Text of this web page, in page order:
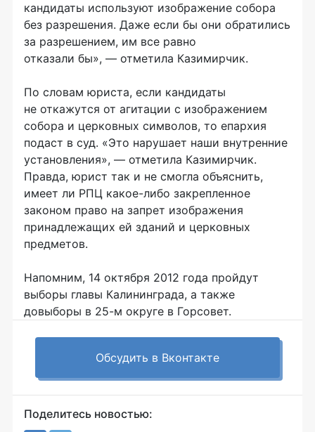
кандидаты используют изображение собора
без разрешения. Даже если бы они обратились
за разрешением, им все равно
отказали бы», — отметила Казимирчик.
По словам юриста, если кандидаты
не откажутся от агитации с изображением
собора и церковных символов, то епархия
подаст в суд. «Это нарушает наши внутренние
установления», — отметила Казимирчик.
Правда, юрист так и не смогла объяснить,
имеет ли РПЦ какое-либо закрепленное
законом право на запрет изображения
принадлежащих ей зданий и церковных
предметов.
Напомним, 14 октября 2012 года пройдут
выборы главы Калининграда, а также
довыборы в 25-м округе в Горсовет.
Обсудить в Вконтакте
Поделитесь новостью: